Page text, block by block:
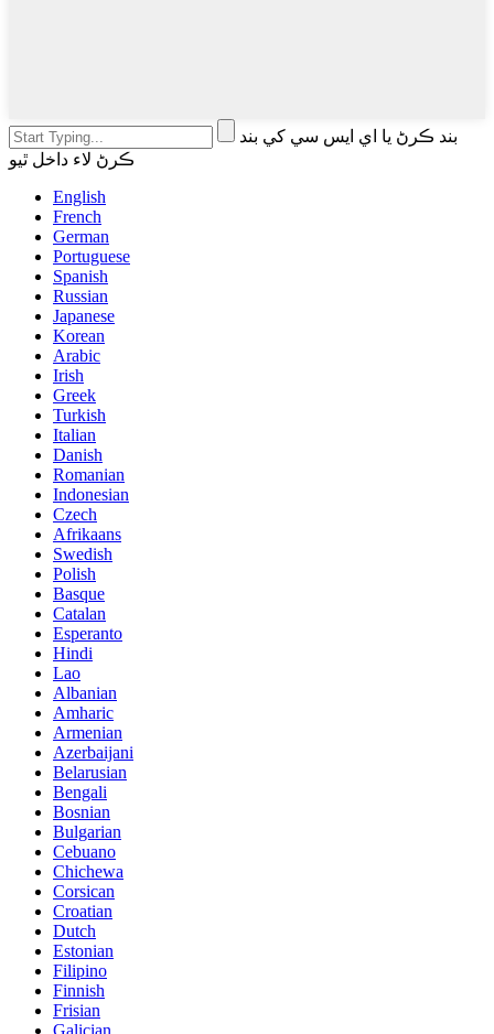
بند ڪرڻ يا اي ايس سي کي بند
ڪرڻ لاء داخل ٿيو
English
French
German
Portuguese
Spanish
Russian
Japanese
Korean
Arabic
Irish
Greek
Turkish
Italian
Danish
Romanian
Indonesian
Czech
Afrikaans
Swedish
Polish
Basque
Catalan
Esperanto
Hindi
Lao
Albanian
Amharic
Armenian
Azerbaijani
Belarusian
Bengali
Bosnian
Bulgarian
Cebuano
Chichewa
Corsican
Croatian
Dutch
Estonian
Filipino
Finnish
Frisian
Galician